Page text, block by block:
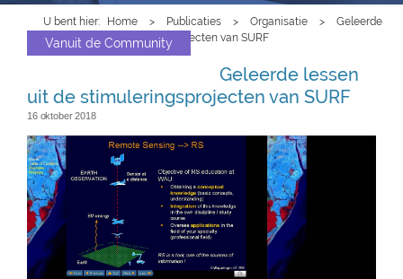
U bent hier Home > Publicaties > Organisatie >
Geleerde
lessen uit de stimuleringsprojecten van SURF
Vanuit de Community
Geleerde lessen
uit de stimuleringsprojecten van SURF
16 oktober 2018
video_opnemen.jpg